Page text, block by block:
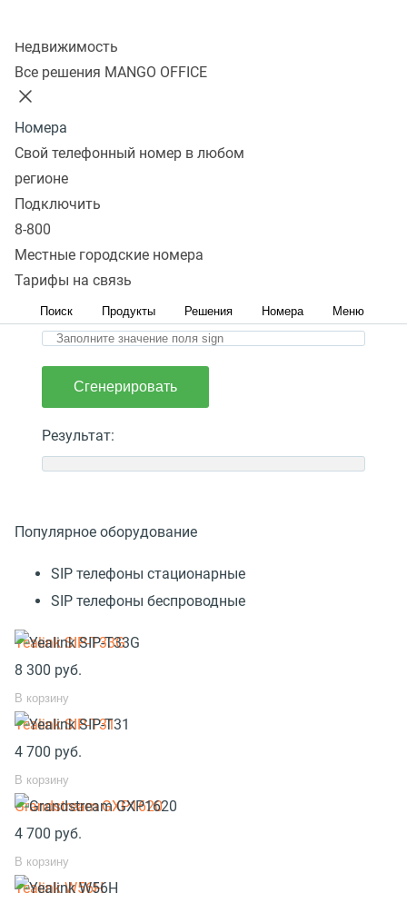
Недвижимость
Все решения MANGO OFFICE
Номера
Свой телефонный номер в любом
регионе
Подключить
8-800
Местные городские номера
Тарифы на связь
Поиск Продукты Решения Номера Меню
(vpbx_api_key):
Введите json:
Введите ключ для создания подписи (sign):
Сгенерировать
Результат:
Популярное оборудование
SIP телефоны стационарные
SIP телефоны беспроводные
Yealink SIP-T33G
8 300 руб.
В корзину
Yealink SIP-T31
4 700 руб.
В корзину
Grandstream GXP1620
4 700 руб.
В корзину
Yealink W56H